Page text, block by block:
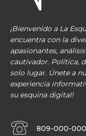
¡Bienvenido a La
encuentra con la
apasionantes,
cautivador. Política,
solo lugar. Únete a
experiencia
su esquina digital!
809-000-